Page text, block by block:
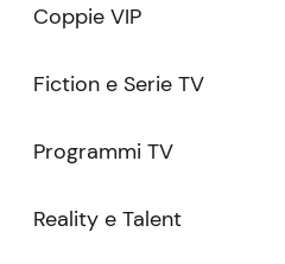
Coppie VIP
Fiction e Serie TV
Programmi TV
Reality e Talent